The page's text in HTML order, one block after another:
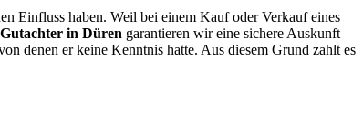
Einfluss haben. Weil bei einem Kauf oder Verkauf eines
in Düren garantieren wir eine sichere Auskunft
denen er keine Kenntnis hatte. Aus diesem Grund zahlt es